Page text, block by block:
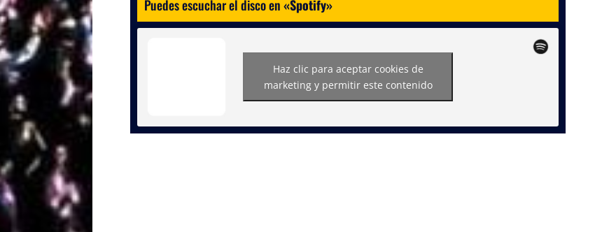
Puedes escuchar el disco en«Spotify»
Haz clic para aceptar cookies de
marketing y permitir este contenido